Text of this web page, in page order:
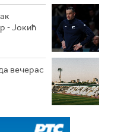
- Јокић
вечерас